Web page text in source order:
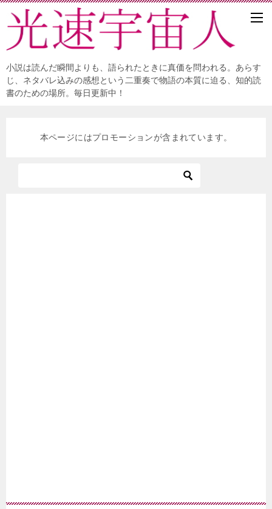
小説は読んだ瞬間よりも、語られたときに真価を問われる。あらす
じ、ネタバレ込みの感想という二重奏で物語の本質に迫る、知的読
書のための場所。毎日更新中！
本ページにはプロモーションが含まれています。